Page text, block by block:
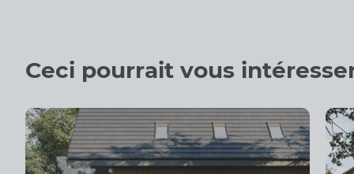
Ceci pourrait vous